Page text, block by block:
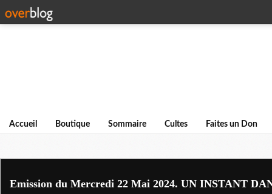
Accueil Boutique Sommaire Cultes Faites un Don
Emission du Mercredi 22 Mai 2024. UN INSTANT